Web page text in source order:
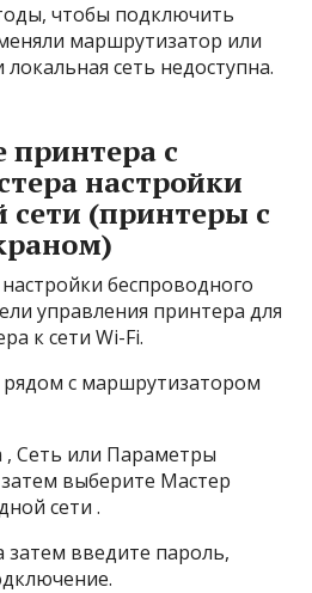
чтобы подключить
маршрутизатор или
сеть недоступна.
с
настройки
сети (принтеры с
беспроводного
управления принтера для
к сети Wi-Fi.
с маршрутизатором
Сеть или Параметры
выберите Мастер
сети .
затем введите пароль,